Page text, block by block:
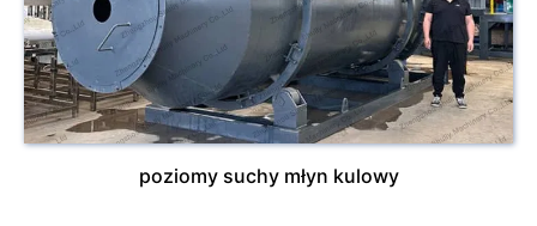
poziomy suchy młyn kulowy